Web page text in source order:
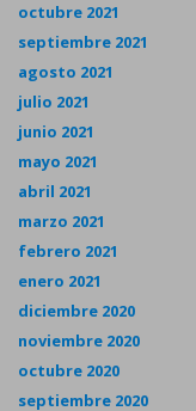
octubre 2021
septiembre 2021
agosto 2021
julio 2021
junio 2021
mayo 2021
abril 2021
marzo 2021
febrero 2021
enero 2021
diciembre 2020
noviembre 2020
octubre 2020
septiembre 2020